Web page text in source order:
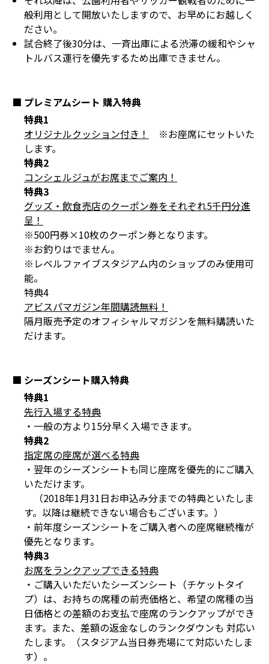
般利用として開放いたしますので、お早めにお越しく
ださい。
試合終了後30分は、一斉出庫による渋滞の緩和やシャ
トルバス運行を優先するため出庫できません。
■ プレミアムシート 購入特典
特典1
オリジナルクッション付き！
※お座席にセットいた
します。
特典2
コンシェルジュがお席までご案内！
特典3
グッズ・飲食売店のクーポン券をそれぞれ5千円分進
呈！
※500円券×10枚のクーポン券となります。
※お釣りはでません。
※レベルファイブスタジアム内のショップのみ使用可
能。
特典4
アビスパマガジン年間購読無料！
隔月販売予定のオフィシャルマガジンを無料購読いた
だけます。
■ シーズンシート購入特典
特典1
先行入場する特典
・一般の方より15分早く入場できます。
特典2
指定席の座席が選べる特典
・翌年のシーズンシートも同じ座席を優先的にご購入
いただけます。
（2018年1月31日お申込み分までの特典といたしま
す。以降は継続できない場合もございます。）
・前年度シーズンシートをご購入者への座席継続権が
優先となります。
特典3
お席をランクアップできる特典
・ご購入いただいたシーズンシート（チケットタイ
プ）は、お持ちの席種の前売価格と、希望の席種の当
日価格との差額のお支払で座席のランクアップができ
ます。また、差額の返金なしのランクダウンも 対応い
たします。（スタジアム当日券売場にて対応いたしま
す）。